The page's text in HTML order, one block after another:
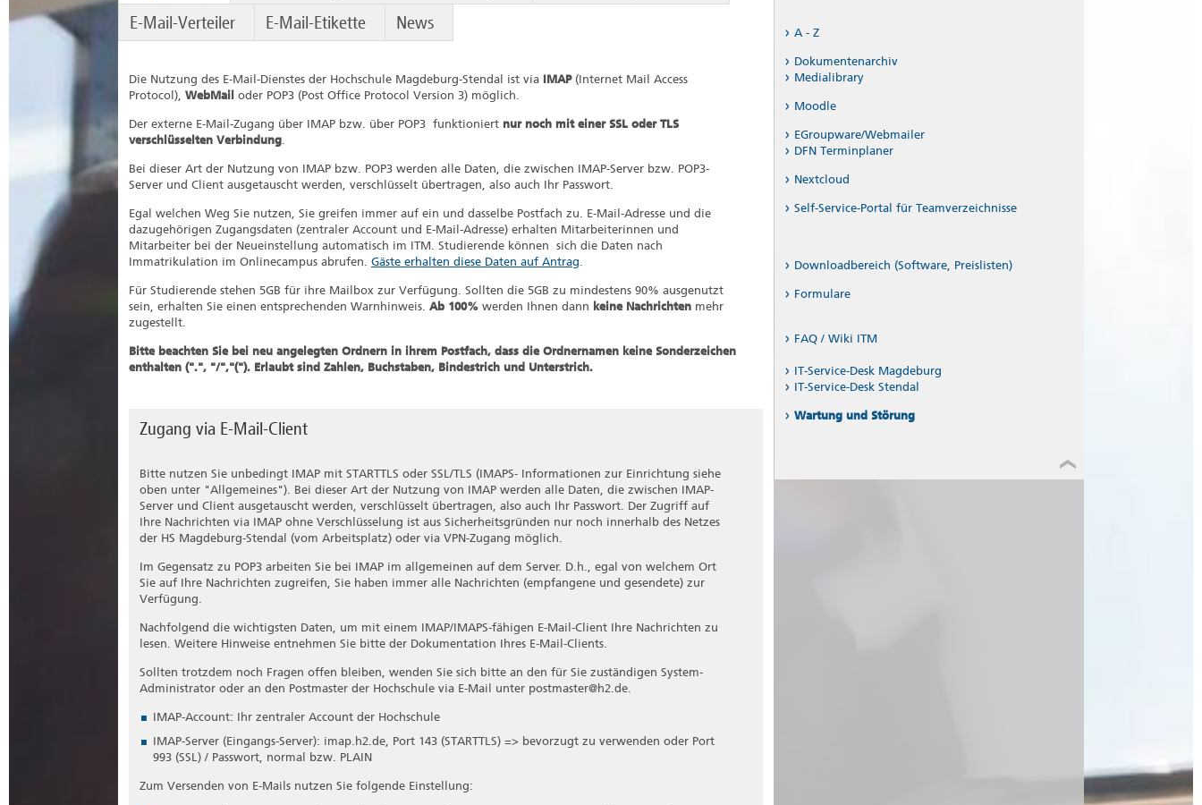
E-Mail-Verteiler
E-Mail-Etikette News
Die Nutzung des E-Mail-Dienstes der Hochschule Magdeburg-Stendal ist via IMAP(Internet Mail Access
Protocol), WebMail oder POP3 (Post Office Protocol Version 3) möglich.
Der externe E-Mail-Zugang über IMAP bzw. über POP3 funktioniert nur noch mit einer SSL oder TLS
verschlüsselten Verbindung.
Bei dieser Art der Nutzung von IMAP bzw. POP3 werden alle Daten, die zwischen IMAP-Server bzw. POP3-
Server und Client ausgetauscht werden, verschlüsselt übertragen, also auch Ihr Passwort.
Egal welchen Weg Sie nutzen, Sie greifen immer auf ein und dasselbe Postfach zu. E-Mail-Adresse und die
dazugehörigen Zugangsdaten (zentraler Account und E-Mail-Adresse) erhalten Mitarbeiterinnen und
Mitarbeiter bei der Neueinstellung automatisch im ITM. Studierende können sich die Daten nach
Immatrikulation im Onlinecampus abrufen. Gäste erhalten diese Daten auf Antrag.
Für Studierende stehen 5GB für ihre Mailbox zur Verfügung. Sollten die 5GB zu mindestens 90% ausgenutzt
sein, erhalten Sie einen entsprechenden Warnhinweis. Ab 100% werden Ihnen dann keine Nachrichten mehr
zugestellt.
Bitte beachten Sie bei neu angelegten Ordnern in ihrem Postfach, dass die Ordnernamen keine Sonderzeichen
enthalten (".", "/","("). Erlaubt sind Zahlen, Buchstaben, Bindestrich und Unterstrich.
Zugang via E-Mail-Client
Bitte nutzen Sie unbedingt IMAP mit STARTTLS oder SSL/TLS (IMAPS- Informationen zur Einrichtung siehe
oben unter "Allgemeines"). Bei dieser Art der Nutzung von IMAP werden alle Daten, die zwischen IMAP-
Server und Client ausgetauscht werden, verschlüsselt übertragen, also auch Ihr Passwort. Der Zugriff auf
Ihre Nachrichten via IMAP ohne Verschlüsselung ist aus Sicherheitsgründen nur noch innerhalb des Netzes
der HS Magdeburg-Stendal (vom Arbeitsplatz) oder via VPN-Zugang möglich.
Im Gegensatz zu POP3 arbeiten Sie bei IMAP im allgemeinen auf dem Server. D.h., egal von welchem Ort
Sie auf Ihre Nachrichten zugreifen, Sie haben immer alle Nachrichten (empfangene und gesendete) zur
Verfügung.
Nachfolgend die wichtigsten Daten, um mit einem IMAP/IMAPS-fähigen E-Mail-Client Ihre Nachrichten zu
lesen. Weitere Hinweise entnehmen Sie bitte der Dokumentation Ihres E-Mail-Clients.
Sollten trotzdem noch Fragen offen bleiben, wenden Sie sich bitte an den für Sie zuständigen System-
Administrator oder an den Postmaster der Hochschule via E-Mail unter postmaster@h2.de.
IMAP-Account: Ihr zentraler Account der Hochschule
IMAP-Server (Eingangs-Server): imap.h2.de, Port 143 (STARTTLS) => bevorzugt zu verwenden oder Port
993 (SSL) / Passwort, normal bzw. PLAIN
Zum Versenden von E-Mails nutzen Sie folgende Einstellung:
A - Z
Dokumentenarchiv
Medialibrary
Moodle
EGroupware/Webmailer
DFN Terminplaner
Nextcloud
Self-Service-Portal für Teamverzeichnisse
Downloadbereich (Software, Preislisten)
Formulare
FAQ / Wiki ITM
IT-Service-Desk Magdeburg
IT-Service-Desk Stendal
Wartung und Störung